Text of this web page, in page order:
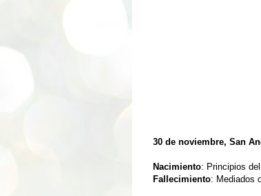
30 de noviembre, San
Nacimiento: Principios
Fallecimiento: Mediados